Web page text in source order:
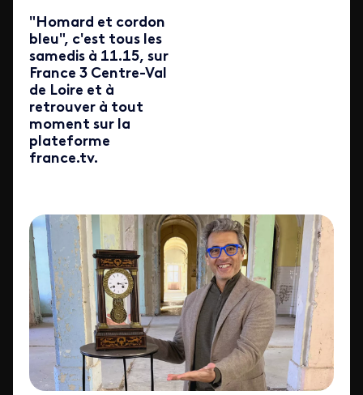
"Homard et cordon
bleu", c'est tous les
samedis à 11.15, sur
France 3 Centre-Val
de Loire et à
retrouver à tout
moment sur la
plateforme
france.tv.